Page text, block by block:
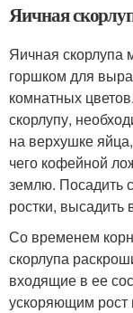
Яичная
Яичная скорлупа
горшком для
комнатных
скорлупу,
на верхушке
чего кофейной
землю. Посадить
ростки, высадить
Со временем
скорлупа
входящие в ее
ускоряющим рост